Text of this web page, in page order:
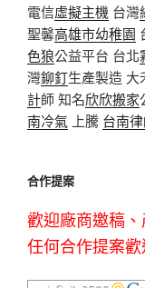
電信虛擬主機 台灣
聖馨高雄市幼稚園
色狼公益平台 台北
灣鉚釘生產製造 大
計師 知名欣欣搬家
南冷氣 上騰 台南
合作提案
歡迎廠商邀稿
任何合作提案